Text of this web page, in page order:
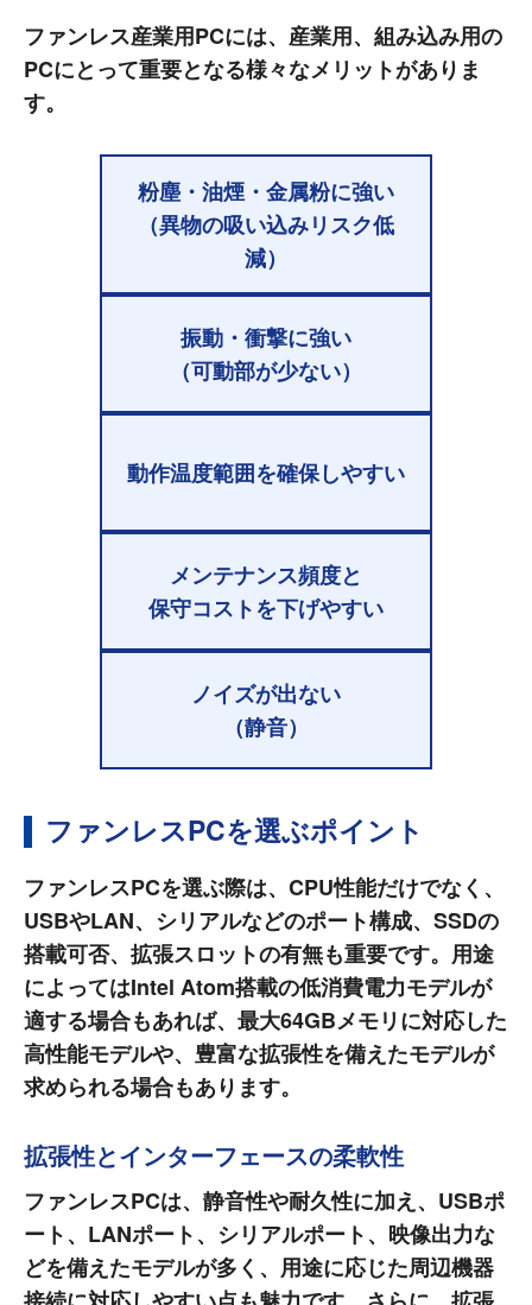
ファンレス産業用PCには、産業用、組み込み用の
PCにとって重要となる様々なメリットがありま
す。
粉塵・油煙・金属粉に強い
（異物の吸い込みリスク低
減）
振動・衝撃に強い
（可動部が少ない）
動作温度範囲を確保しやすい
メンテナンス頻度と
保守コストを下げやすい
ノイズが出ない
（静音）
ファンレスPCを選ぶポイント
ファンレスPCを選ぶ際は、CPU性能だけでなく、
USBやLAN、シリアルなどのポート構成、SSDの
搭載可否、拡張スロットの有無も重要です。用途
によってはIntel Atom搭載の低消費電力モデルが
適する場合もあれば、最大64GBメモリに対応した
高性能モデルや、豊富な拡張性を備えたモデルが
求められる場合もあります。
拡張性とインターフェースの柔軟性
ファンレスPCは、静音性や耐久性に加え、USBポ
ート、LANポート、シリアルポート、映像出力な
どを備えたモデルが多く、用途に応じた周辺機器